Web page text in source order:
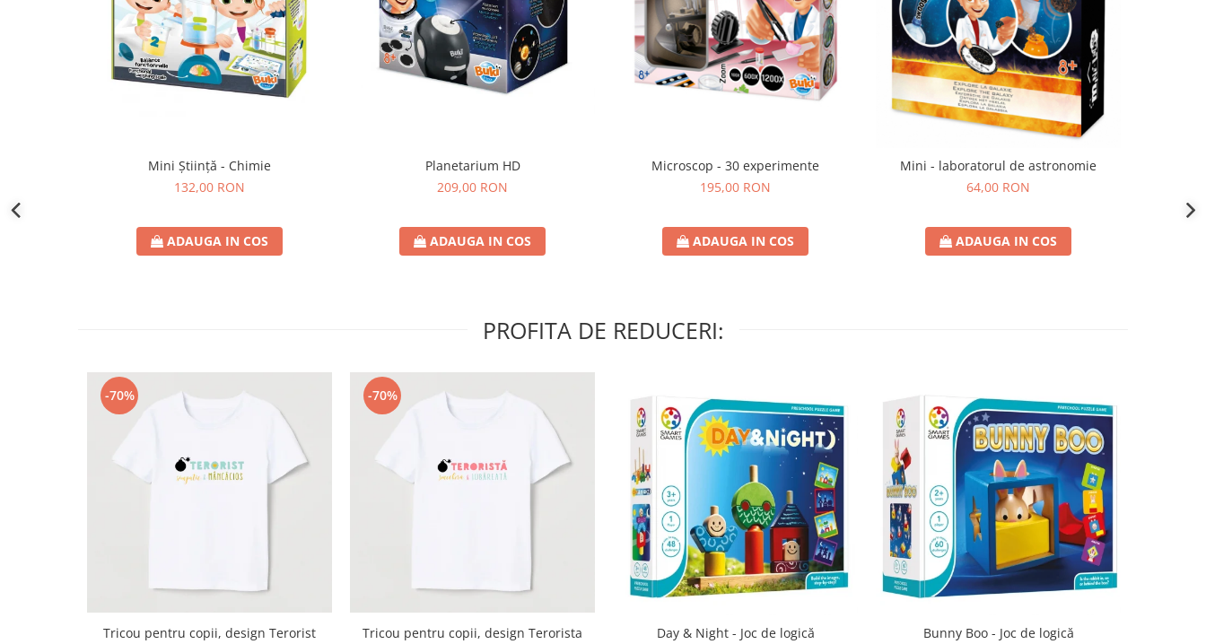
Mini Știință - Chimie
132,00 RON
ADAUGA IN COS
Planetarium HD
209,00 RON
ADAUGA IN COS
Microscop - 30 experimente
195,00 RON
ADAUGA IN COS
Mini - laboratorul de astronomie
64,00 RON
ADAUGA IN COS
PROFITA DE REDUCERI:
-70%
Tricou pentru copii, design Terorist
-70%
Tricou pentru copii, design Terorista
Day & Night - Joc de logică
Bunny Boo - Joc de logică